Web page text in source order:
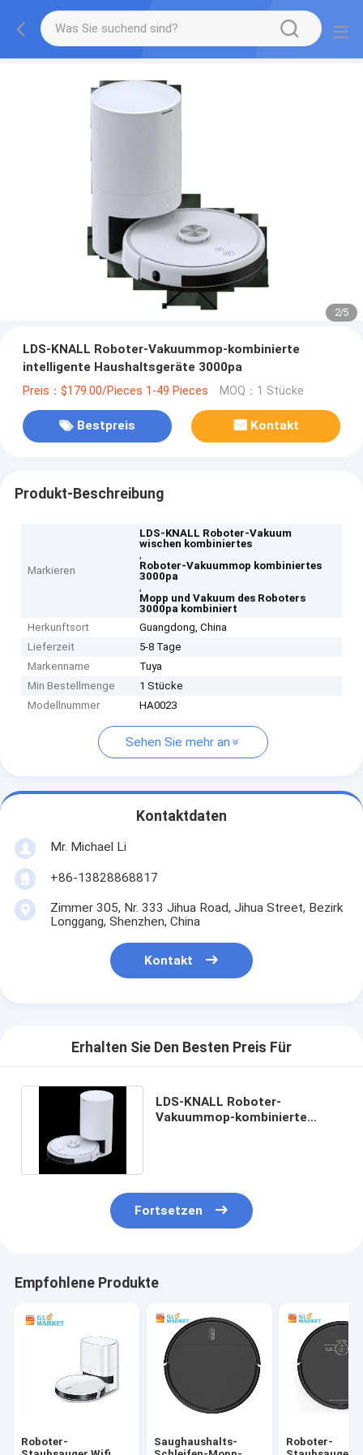
2/5
LDS-KNALL Roboter-Vakuummop-kombinierte
intelligente Haushaltsgeräte 3000pa
Preis：$179.00/Pieces 1-49 Pieces MOQ：1 Stücke
Bestpreis Kontakt
Produkt-Beschreibung
Markieren
LDS-KNALL Roboter-Vakuum
wischen kombiniertes
,
Roboter-Vakuummop kombiniertes
3000pa
,
Mopp und Vakuum des Roboters
3000pa kombiniert
Herkunftsort
Guangdong, China
Lieferzeit
5-8 Tage
Markenname
Tuya
Min Bestellmenge
1 Stücke
Modellnummer
HA0023
Sehen Sie mehr an
Kontaktdaten
Mr. Michael Li
+86-13828868817
Zimmer 305, Nr. 333 Jihua Road, Jihua Street, Bezirk
Longgang, Shenzhen, China
Kontakt
Erhalten Sie Den Besten Preis Für
LDS-KNALL Roboter-
Vakuummop-kombinierte
Fortsetzen
Empfohlene Produkte
Roboter-
Saughaushalts-
Roboter-